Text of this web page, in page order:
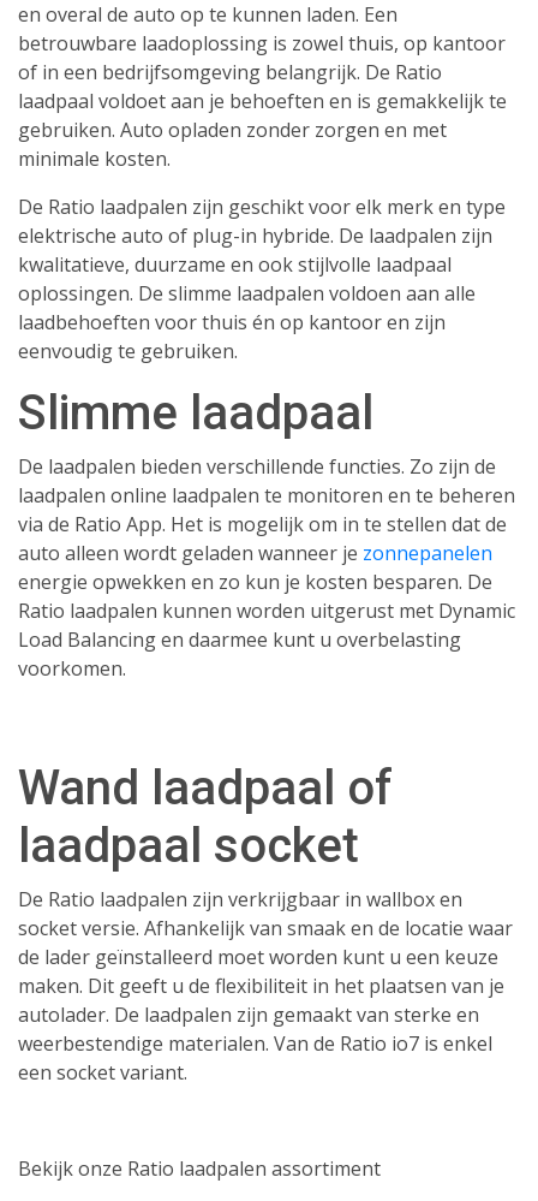
en overal de auto op te kunnen laden. Een
betrouwbare laadoplossing is zowel thuis, op kantoor
of in een bedrijfsomgeving belangrijk. De Ratio
laadpaal voldoet aan je behoeften en is gemakkelijk te
gebruiken. Auto opladen zonder zorgen en met
minimale kosten.
De Ratio laadpalen zijn geschikt voor elk merk en type
elektrische auto of plug-in hybride. De laadpalen zijn
kwalitatieve, duurzame en ook stijlvolle laadpaal
oplossingen. De slimme laadpalen voldoen aan alle
laadbehoeften voor thuis én op kantoor en zijn
eenvoudig te gebruiken.
Slimme laadpaal
De laadpalen bieden verschillende functies. Zo zijn de
laadpalen online laadpalen te monitoren en te beheren
via de Ratio App. Het is mogelijk om in te stellen dat de
auto alleen wordt geladen wanneer je zonnepanelen
energie opwekken en zo kun je kosten besparen. De
Ratio laadpalen kunnen worden uitgerust met Dynamic
Load Balancing en daarmee kunt u overbelasting
voorkomen.
Wand laadpaal of
laadpaal socket
De Ratio laadpalen zijn verkrijgbaar in wallbox en
socket versie. Afhankelijk van smaak en de locatie waar
de lader geïnstalleerd moet worden kunt u een keuze
maken. Dit geeft u de flexibiliteit in het plaatsen van je
autolader. De laadpalen zijn gemaakt van sterke en
weerbestendige materialen. Van de Ratio io7 is enkel
een socket variant.
Bekijk onze Ratio laadpalen assortiment